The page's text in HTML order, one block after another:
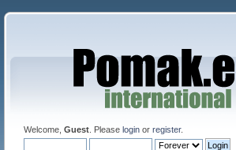
Welcome, Guest. Please loginor register.